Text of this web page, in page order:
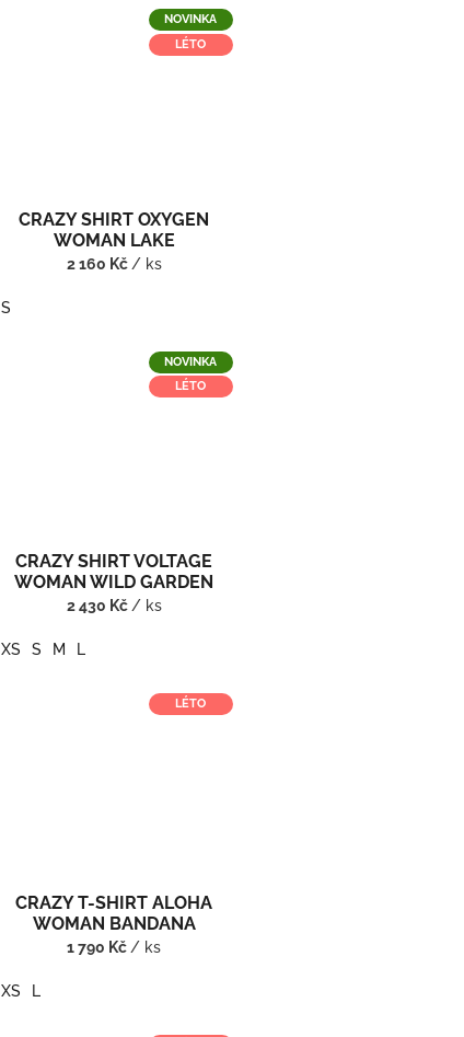
NOVINKA
LÉTO
CRAZY SHIRT OXYGEN
WOMAN LAKE
2 160 Kč / ks
S
NOVINKA
LÉTO
CRAZY SHIRT VOLTAGE
WOMAN WILD GARDEN
2 430 Kč / ks
XS S M L
LÉTO
CRAZY T-SHIRT ALOHA
WOMAN BANDANA
1 790 Kč/ ks
XS L